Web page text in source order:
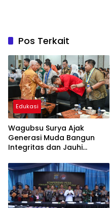
Pos Terkait
Edukasi
Wagubsu Surya Ajak
Generasi Muda Bangun
Integritas dan Jauhi